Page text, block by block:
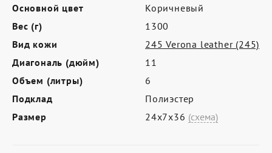
Основной цвет
Коричневый
Вес (г)
1300
Вид кожи
245 Verona leather (245)
Диагональ (дюйм)
11
Объем (литры)
6
Подклад
Полиэстер
Размер
24х7х36 (схема)